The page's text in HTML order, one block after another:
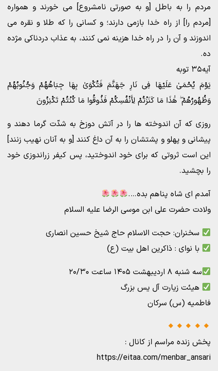
مردم را به باطل [و به صورتی نامشروع] می خورند و همواره
[مردم را] از راه خدا بازمی دارند؛ و کسانی را که طلا و نقره می
اندوزند و آن را در راه خدا هزینه نمی کنند، به عذاب دردناکی مژده
ده.
آیه۳۵ توبه
یَوْمَ یُحْمَىٰ عَلَیْهَا فِی نَارِ جَهَنَّمَ فَتُکْوَىٰ بِهَا جِبَاهُهُمْ وَجُنُوبُهُمْ
وَظُهُورُهُمْ ۖ هَٰذَا مَا کَنَزْتُمْ لِأَنْفُسِکُمْ فَذُوقُوا مَا کُنْتُمْ تَکْنِزُونَ
روزی که آن اندوخته ها را در آتش دوزخ به شدّت گرما دهند و
پیشانی و پهلو و پشتشان را به آن داغ کنند [و به آنان نهیب زنند]
این است ثروتی که برای خود اندوختید، پس کیفر زراندوزی خود
را بچشید.
آمدم ای شاه پناهم بده….
ولادت حضرت علی ابن موسی الرضا علیه السلام
سخنران: حجت الاسلام حاج شیخ حسین انصاری
با نوای : ذاکرین اهل بیت (ع)
سه شنبه ۸ اردیبهشت ۱۴۰۵ ساعت ۲۰/۳۰
هیئت زیارت آل یس بزرگ
فاطمیه (س) سرکان
پخش زنده مراسم از کانال :
https://eitaa.com/menbar_ansari